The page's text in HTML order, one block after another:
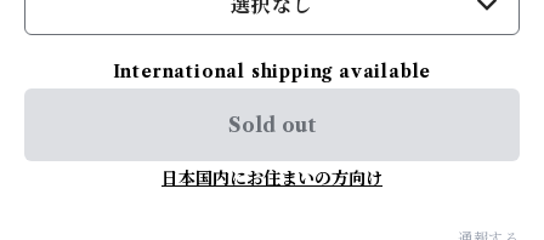
選択なし
International shipping available
Sold out
日本国内にお住まいの方向け